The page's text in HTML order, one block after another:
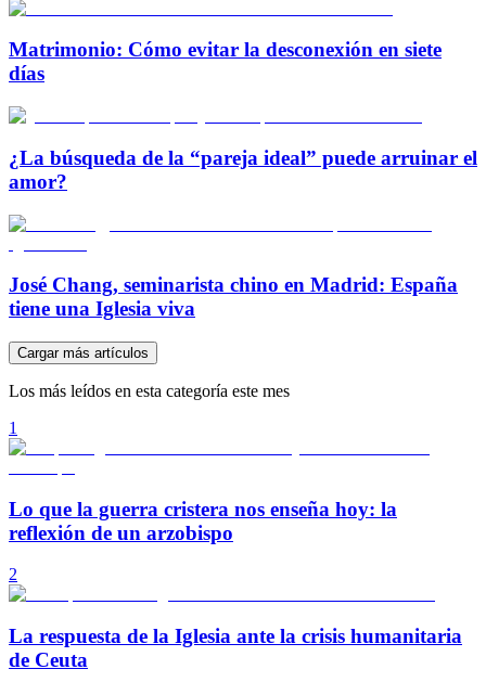
Matrimonio: Cómo evitar la desconexión en siete
días
¿La búsqueda de la “pareja ideal” puede arruinar el
amor?
José Chang, seminarista chino en Madrid: España
tiene una Iglesia viva
Cargar más artículos
Los más leídos en esta categoría este mes
1
Lo que la guerra cristera nos enseña hoy: la
reflexión de un arzobispo
2
La respuesta de la Iglesia ante la crisis humanitaria
de Ceuta